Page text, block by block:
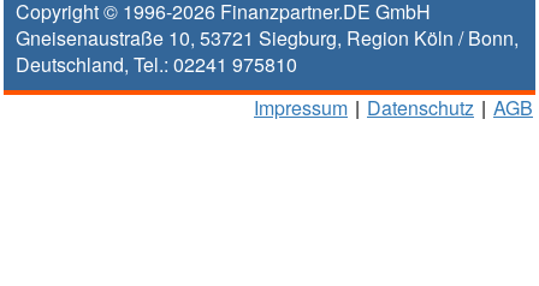
Copyright © 1996-2026 Finanzpartner.DE GmbH
Gneisenaustraße 10, 53721 Siegburg, Region Köln / Bonn,
Deutschland, Tel.: 02241 975810
Impressum | Datenschutz | AGB